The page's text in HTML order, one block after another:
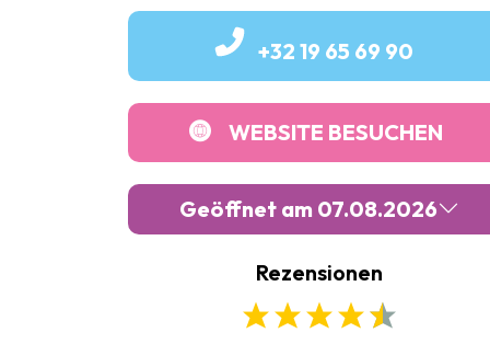
+32 19 65 69 90
WEBSITE BESUCHEN
Geöffnet am 07.08.2026
Geschlossen
10:00-17:00
Rezensionen